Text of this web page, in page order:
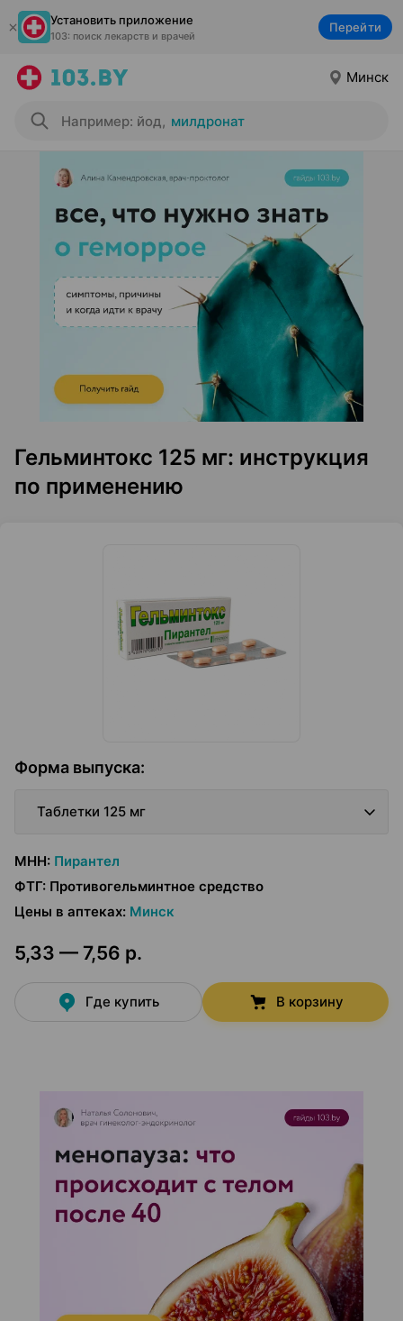
Установить приложение
103: поиск лекарств и врачей
Перейти
Минск
Например: йод, милдронат
Гельминтокс 125 мг: инструкция
по применению
Форма выпуска:
Таблетки 125 мг
МНН: Пирантел
ФТГ: Противогельминтное средство
Цены в аптеках: Минск
5,33 — 7,56 р.
Где купить В корзину